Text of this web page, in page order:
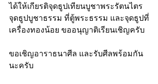
ได้ให้เกียรติจุดธูปเทียนบูชาพระรัตนไตร
จุดธูปบูชาธรรม ที่ตู้พระธรรม และจุดธูปที่
เครื่องทองน้อย ขออนุญาติเรียนเชิญครับ
ขอเชิญอาราธนาศีล และรับศีลพร้อมกัน
นะครับ